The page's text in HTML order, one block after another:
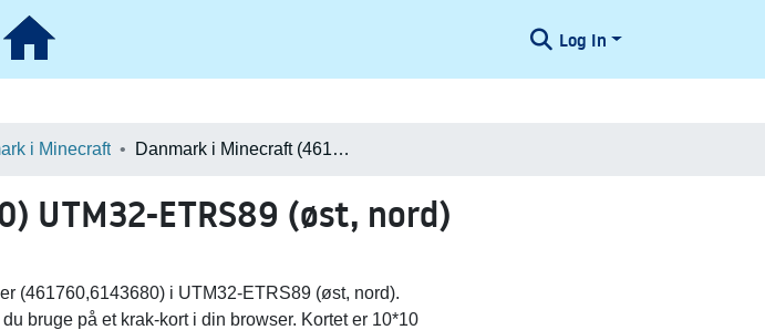
Log In
i Minecraft Danmark i Minecraft (461760,6143680) UTM32-ETRS89 (øst, nord)
UTM32-ETRS89 (øst, nord)
(461760,6143680) i UTM32-ETRS89 (øst, nord).
bruge på et krak-kort i din browser. Kortet er 10*10